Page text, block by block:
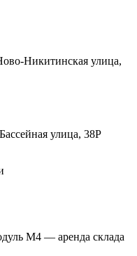
Никитинская улица,
улица, 38Р